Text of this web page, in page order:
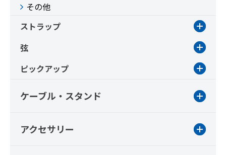
その他
ストラップ
弦
ピックアップ
ケーブル・スタンド
アクセサリー